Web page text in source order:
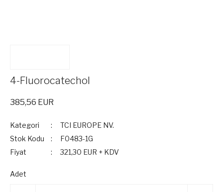
4-Fluorocatechol
385,56 EUR
Kategori
TCI EUROPE NV.
Stok Kodu
F0483-1G
Fiyat
321,30 EUR + KDV
Adet